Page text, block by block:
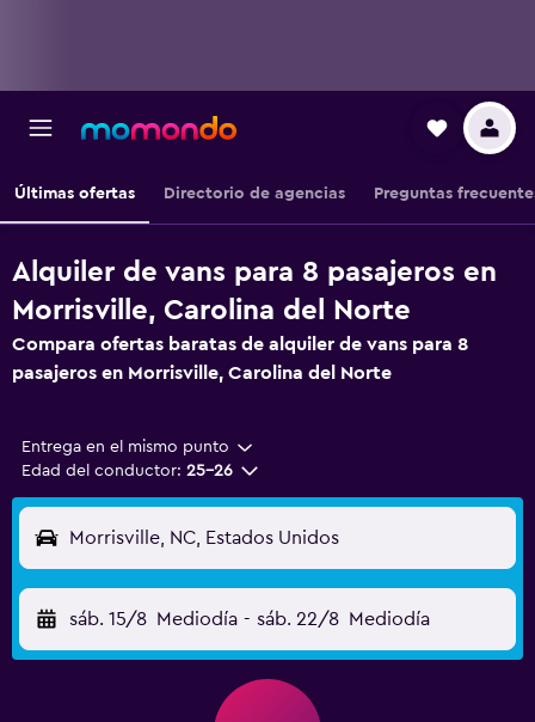
Últimas ofertas Directorio de agencias Preguntas
Alquiler de vans para 8 pasajeros en
Morrisville, Carolina del Norte
Compara ofertas baratas de alquiler de vans para 8
pasajeros en Morrisville, Carolina del Norte
Entrega en el mismo punto
Edad del conductor: 25-26
Morrisville, NC, Estados Unidos
sáb. 15/8 Mediodía - sáb. 22/8 Mediodía